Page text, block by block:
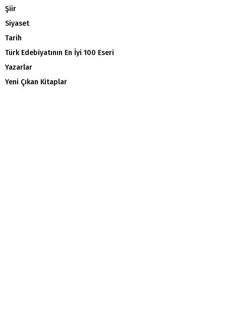
Şiir
Siyaset
Tarih
Türk Edebiyatının En İyi 100 Eseri
Yazarlar
Yeni Çıkan Kitaplar